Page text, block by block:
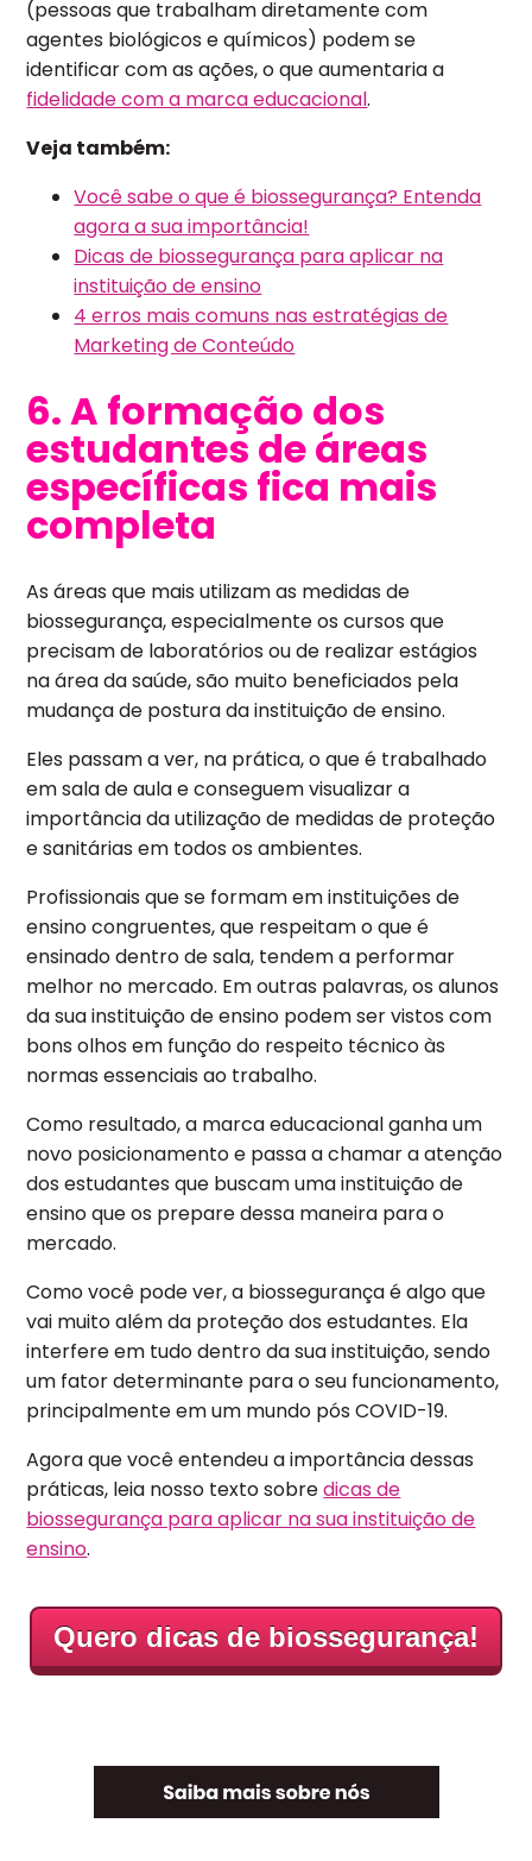
(pessoas que trabalham diretamente com
agentes biológicos e químicos) podem se
identificar com as ações, o que aumentaria a
fidelidade com a marca educacional.
Veja também:
Você sabe o que é biossegurança? Entenda
agora a sua importância!
Dicas de biossegurança para aplicar na
instituição de ensino
4 erros mais comuns nas estratégias de
Marketing de Conteúdo
6. A formação dos
estudantes de áreas
específicas fica mais
completa
As áreas que mais utilizam as medidas de
biossegurança, especialmente os cursos que
precisam de laboratórios ou de realizar estágios
na área da saúde, são muito beneficiados pela
mudança de postura da instituição de ensino.
Eles passam a ver, na prática, o que é trabalhado
em sala de aula e conseguem visualizar a
importância da utilização de medidas de proteção
e sanitárias em todos os ambientes.
Profissionais que se formam em instituições de
ensino congruentes, que respeitam o que é
ensinado dentro de sala, tendem a performar
melhor no mercado. Em outras palavras, os alunos
da sua instituição de ensino podem ser vistos com
bons olhos em função do respeito técnico às
normas essenciais ao trabalho.
Como resultado, a marca educacional ganha um
novo posicionamento e passa a chamar a atenção
dos estudantes que buscam uma instituição de
ensino que os prepare dessa maneira para o
mercado.
Como você pode ver, a biossegurança é algo que
vai muito além da proteção dos estudantes. Ela
interfere em tudo dentro da sua instituição, sendo
um fator determinante para o seu funcionamento,
principalmente em um mundo pós COVID-19.
Agora que você entendeu a importância dessas
práticas, leia nosso texto sobredicas de
biossegurança para aplicar na sua instituição de
ensino.
Quero dicas de biossegurança!